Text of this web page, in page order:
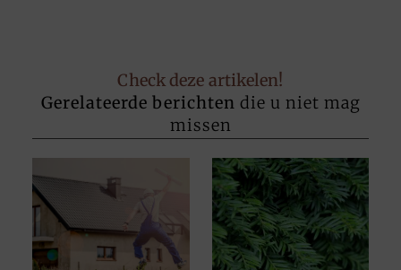
Check deze artikelen!
Gerelateerde berichten die u niet mag
missen